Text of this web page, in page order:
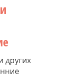
других